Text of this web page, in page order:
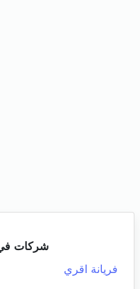
شركات
فريانة اقري